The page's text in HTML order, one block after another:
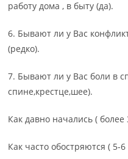
работу дома , в быту (да).
6. Бывают ли у Вас
(редко).
7. Бывают ли у Вас боли в
спине,крестце,шее).
Как давно начались ( более
Как часто обостряются ( 5-6